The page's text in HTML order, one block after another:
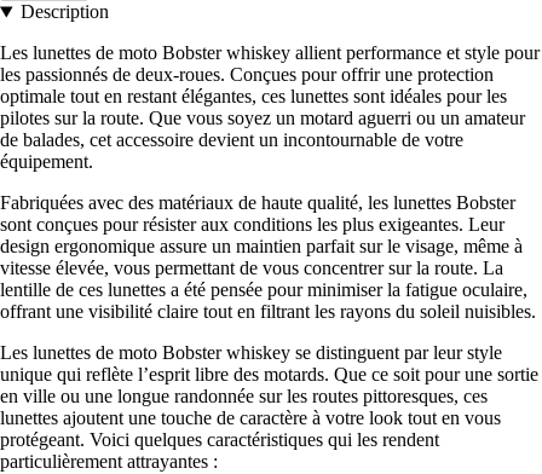
Description
Les lunettes de moto Bobster whiskey allient performance et style pour
les passionnés de deux-roues. Conçues pour offrir une protection
optimale tout en restant élégantes, ces lunettes sont idéales pour les
pilotes sur la route. Que vous soyez un motard aguerri ou un amateur
de balades, cet accessoire devient un incontournable de votre
équipement.
Fabriquées avec des matériaux de haute qualité, les lunettes Bobster
sont conçues pour résister aux conditions les plus exigeantes. Leur
design ergonomique assure un maintien parfait sur le visage, même à
vitesse élevée, vous permettant de vous concentrer sur la route. La
lentille de ces lunettes a été pensée pour minimiser la fatigue oculaire,
offrant une visibilité claire tout en filtrant les rayons du soleil nuisibles.
Les lunettes de moto Bobster whiskey se distinguent par leur style
unique qui reflète l’esprit libre des motards. Que ce soit pour une sortie
en ville ou une longue randonnée sur les routes pittoresques, ces
lunettes ajoutent une touche de caractère à votre look tout en vous
protégeant. Voici quelques caractéristiques qui les rendent
particulièrement attrayantes :